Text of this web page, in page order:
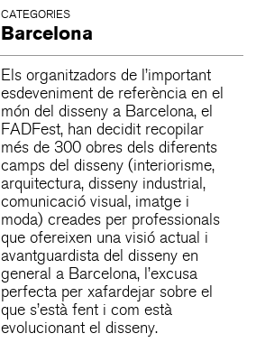
CATEGORIES
Barcelona
Els organitzadors de l’important
esdeveniment de referència en el
món del disseny a Barcelona, el
FADFest, han decidit recopilar
més de 300 obres dels diferents
camps del disseny (interiorisme,
arquitectura, disseny industrial,
comunicació visual, imatge i
moda) creades per professionals
que ofereixen una visió actual i
avantguardista del disseny en
general a Barcelona, l’excusa
perfecta per xafardejar sobre el
que s’està fent i com està
evolucionant el disseny.